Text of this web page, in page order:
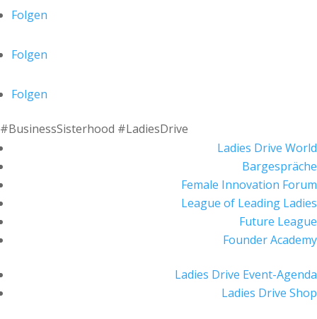
Folgen
Folgen
Folgen
#BusinessSisterhood #LadiesDrive
Ladies Drive World
Bargespräche
Female Innovation Forum
League of Leading Ladies
Future League
Founder Academy
Ladies Drive Event-Agenda
Ladies Drive Shop